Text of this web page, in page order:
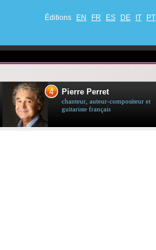
Éditions EN FR ES DE IT PT
4 Pierre Perret
chanteur, auteur-compositeur et
guitariste français